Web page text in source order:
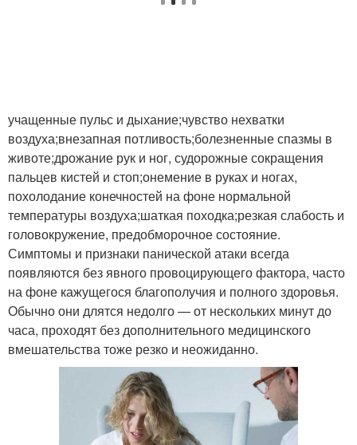
учащенные пульс и дыхание;чувство нехватки
воздуха;внезапная потливость;болезненные спазмы в
животе;дрожание рук и ног, судорожные сокращения
пальцев кистей и стоп;онемение в руках и ногах,
похолодание конечностей на фоне нормальной
температуры воздуха;шаткая походка;резкая слабость и
головокружение, предобморочное состояние.
Симптомы и признаки панической атаки всегда
появляются без явного провоцирующего фактора, часто
на фоне кажущегося благополучия и полного здоровья.
Обычно они длятся недолго — от нескольких минут до
часа, проходят без дополнительного медицинского
вмешательства тоже резко и неожиданно.